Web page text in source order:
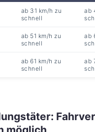
ab 31 km/h zu
schnell
ab
ab 51 km/h zu
schnell
ab
ab 61 km/h zu
schnell
ab